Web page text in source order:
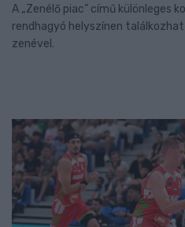
A „Zenélő piac” című különleges
rendhagyó helyszínen
zenével.